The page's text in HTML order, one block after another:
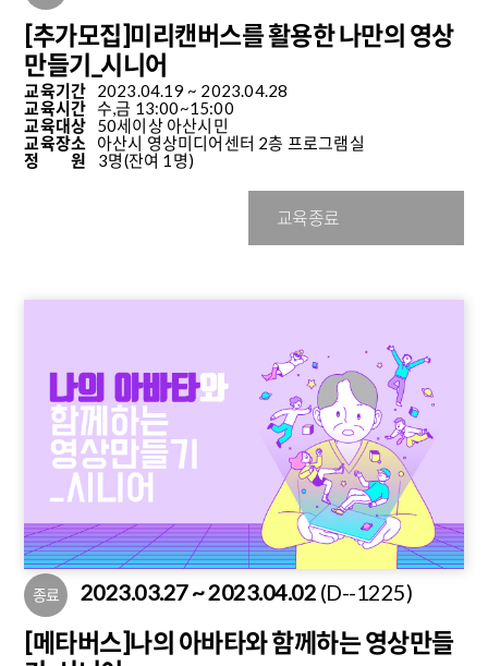
[추가모집]미리캔버스를 활용한 나만의 영상
만들기_시니어
교육기간 2023.04.19 ~ 2023.04.28
교육시간 수,금 13:00~15:00
교육대상 50세이상 아산시민
교육장소 아산시 영상미디어센터 2층 프로그램실
정 원
3명(잔여 1명)
교육종료
종료 2023.03.27 ~ 2023.04.02 (D--1225)
[메타버스]나의 아바타와 함께하는 영상만들